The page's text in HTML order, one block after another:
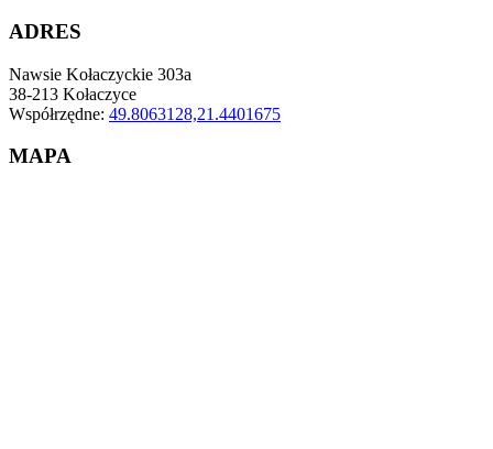
ADRES
Nawsie Kołaczyckie 303a
38-213 Kołaczyce
Współrzędne: 49.8063128,21.4401675
MAPA